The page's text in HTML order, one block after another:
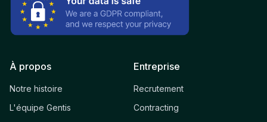
À propos
Notre histoire
L'équipe Gentis
Entreprise
Recrutement
Contracting